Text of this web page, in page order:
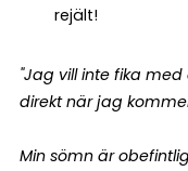
rejält!
"Jag vill inte fika
direkt när jag
Min sömn är